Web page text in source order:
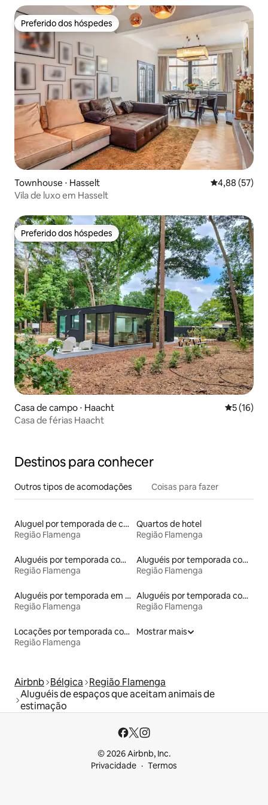
Preferido dos hóspedes
Preferido dos hóspedes
Townhouse ⋅ Hasselt 4,88 de uma
4,88 (57)
Vila de luxo em Hasselt
Preferido dos hóspedes
Preferido dos hóspedes
Casa de campo ⋅ Haacht 5 de uma
5 (16)
Casa de férias Haacht
Destinos para conhecer
Outros tipos de acomodações Coisas para fazer
Aluguel por temporada de casas de hóspedes
Região Flamenga
Quartos de hotel
Região Flamenga
Aluguéis por temporada com caiaque
Região Flamenga
Aluguéis por temporada com sauna
Região Flamenga
Aluguéis por temporada em albergue
Região Flamenga
Aluguéis por temporada com acesso ao lago
Região Flamenga
Locações por temporada com piscina
Região Flamenga
Mostrar mais
Airbnb Bélgica Região Flamenga
Aluguéis de espaços que aceitam animais de
estimação
© 2026 Airbnb, Inc.
Privacidade
Termos